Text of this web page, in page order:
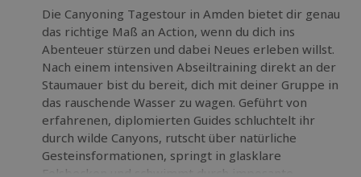
Die Canyoning Tagestour in Amden bietet dir genau
das richtige Maß an Action, wenn du dich ins
Abenteuer stürzen und dabei Neues erleben willst.
Nach einem intensiven Abseiltraining direkt an der
Staumauer bist du bereit, dich mit deiner Gruppe in
das rauschende Wasser zu wagen. Geführt von
erfahrenen, diplomierten Guides schluchtelt ihr
durch wilde Canyons, rutscht über natürliche
Gesteinsformationen, springt in glasklare
Felsbecken und schwimmt durch imposante